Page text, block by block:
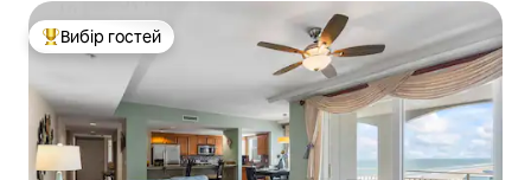
Топ вибір гостей
Вибір гостей